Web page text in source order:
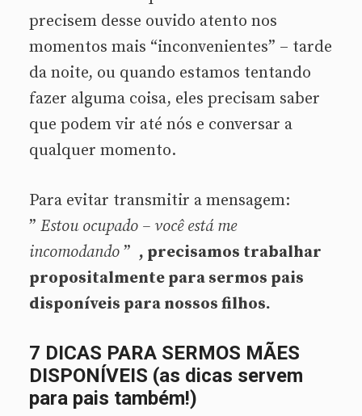
precisem desse ouvido atento nos
momentos mais “inconvenientes” – tarde
da noite, ou quando estamos tentando
fazer alguma coisa, eles precisam saber
que podem vir até nós e conversar a
qualquer momento.
Para evitar transmitir a mensagem:
” Estou ocupado – você está me
incomodando ” , precisamos trabalhar
propositalmente para sermos pais
disponíveis para nossos filhos.
7 DICAS PARA SERMOS MÃES
DISPONÍVEIS (as dicas servem
para pais também!)